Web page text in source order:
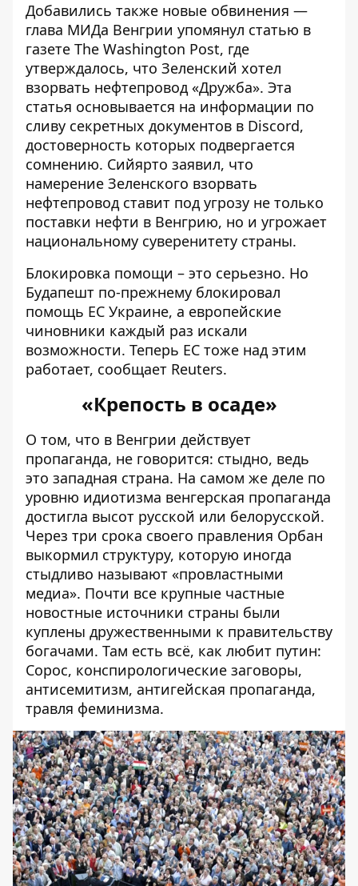
Добавились также новые обвинения —
глава МИДа Венгрии упомянул статью в
газете The Washington Post, где
утверждалось, что Зеленский хотел
взорвать нефтепровод «Дружба». Эта
статья основывается на информации по
сливу секретных документов в Discord,
достоверность которых подвергается
сомнению. Сийярто заявил, что
намерение Зеленского взорвать
нефтепровод ставит под угрозу не только
поставки нефти в Венгрию, но и угрожает
национальному суверенитету страны.
Блокировка помощи – это серьезно. Но
Будапешт по-прежнему блокировал
помощь ЕС Украине, а европейские
чиновники каждый раз искали
возможности. Теперь ЕС тоже над этим
работает, сообщает Reuters.
«Крепость в осаде»
О том, что в Венгрии действует
пропаганда, не говорится: стыдно, ведь
это западная страна. На самом же деле по
уровню идиотизма венгерская пропаганда
достигла высот русской или белорусской.
Через три срока своего правления Орбан
выкормил структуру, которую иногда
стыдливо называют «провластными
медиа». Почти все крупные частные
новостные источники страны были
куплены дружественными к правительству
богачами. Там есть всё, как любит путин:
Сорос, конспирологические заговоры,
антисемитизм, антигейская пропаганда,
травля феминизма.